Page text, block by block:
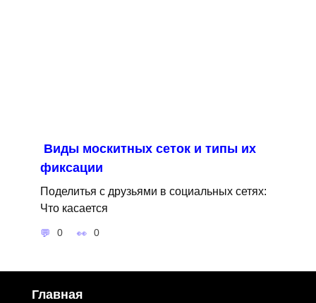
Виды москитных сеток и типы их
фиксации
Поделитья с друзьями в социальных сетях:
Что касается
0 0
Главная